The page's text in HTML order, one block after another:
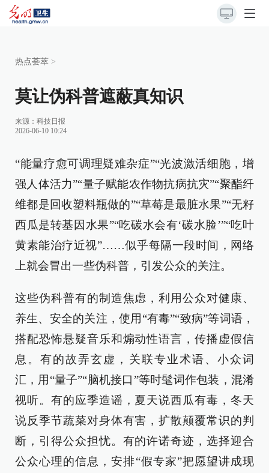
热点荟萃 >
莫让伪科普遮蔽真知识
来源： 科技日报
2026-06-10 10:24
“能量疗愈可调理疑难杂症”“光波激活细胞，增
强人体活力”“量子赋能农作物抗病抗灾”“聚酯纤
维都是回收塑料瓶做的”“草莓是最脏水果”“无籽
西瓜是转基因水果”“吃碳水会有‘碳水脸’”“吃叶
黄素能治疗近视”……似乎每隔一段时间，网络
上就会冒出一些伪科普，引发公众的关注。
这些伪科普有的制造焦虑，利用公众对健康、
养生、安全的关注，使用“有毒”“致病”等词语，
搭配恐怖悬疑音乐和煽动性语言，传播虚假信
息。有的故弄玄虚，关联专业术语、小众词
汇，用“量子”“脑机接口”等时髦词作包装，混淆
视听。有的应季造谣，夏天说西瓜有毒，冬天
说反季节蔬菜对身体有害，扩散颠覆常识的判
断，引得公众担忧。有的许诺奇迹，选择迎合
公众心理的信息，安排“假专家”把愿望讲成现